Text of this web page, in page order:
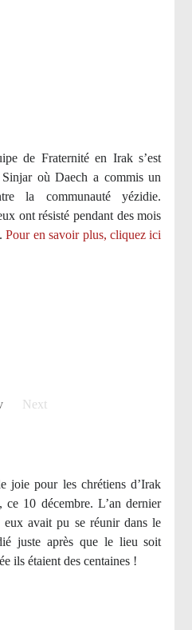
de Fraternité en Irak s’est
où Daech a commis un
la communauté yézidie.
ont résisté pendant des mois
Pour en savoir plus, cliquez ici
Next
joie pour les chrétiens d’Irak
10 décembre. L’an dernier
eux avait pu se réunir dans le
juste après que le lieu soit
ils étaient des centaines !